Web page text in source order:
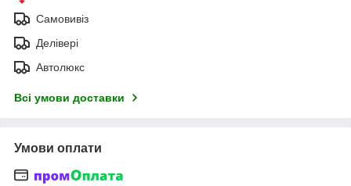
Самовивіз
Делівері
Автолюкс
Всі умови доставки
Умови оплати